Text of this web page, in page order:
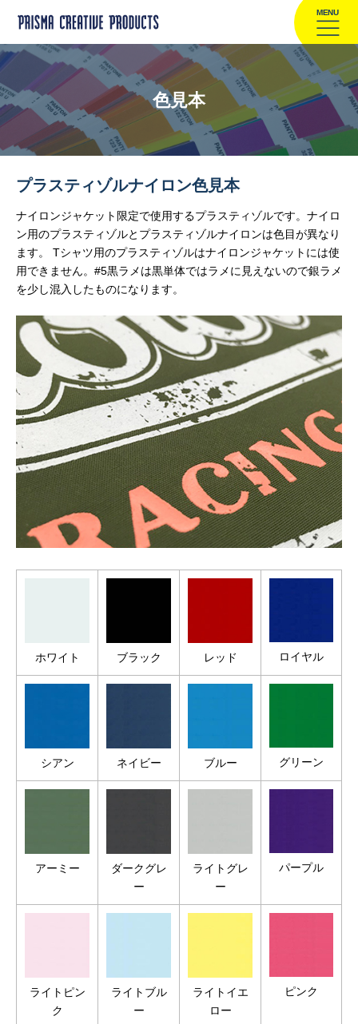
MENU
色見本
プラスティゾルナイロン色見本
ナイロンジャケット限定で使用するプラスティゾルです。ナイロ
ン用のプラスティゾルとプラスティゾルナイロンは色目が異なり
ます。 Tシャツ用のプラスティゾルはナイロンジャケットには使
用できません。#5黒ラメは黒単体ではラメに見えないので銀ラメ
を少し混入したものになります。
ホワイト ブラック レッド ロイヤル
シアン ネイビー ブルー グリーン
アーミー
ダークグレ
ー
ライトグレ
ー
パープル
ライトピン
ク
ライトブル
ー
ライトイエ
ロー
ピンク